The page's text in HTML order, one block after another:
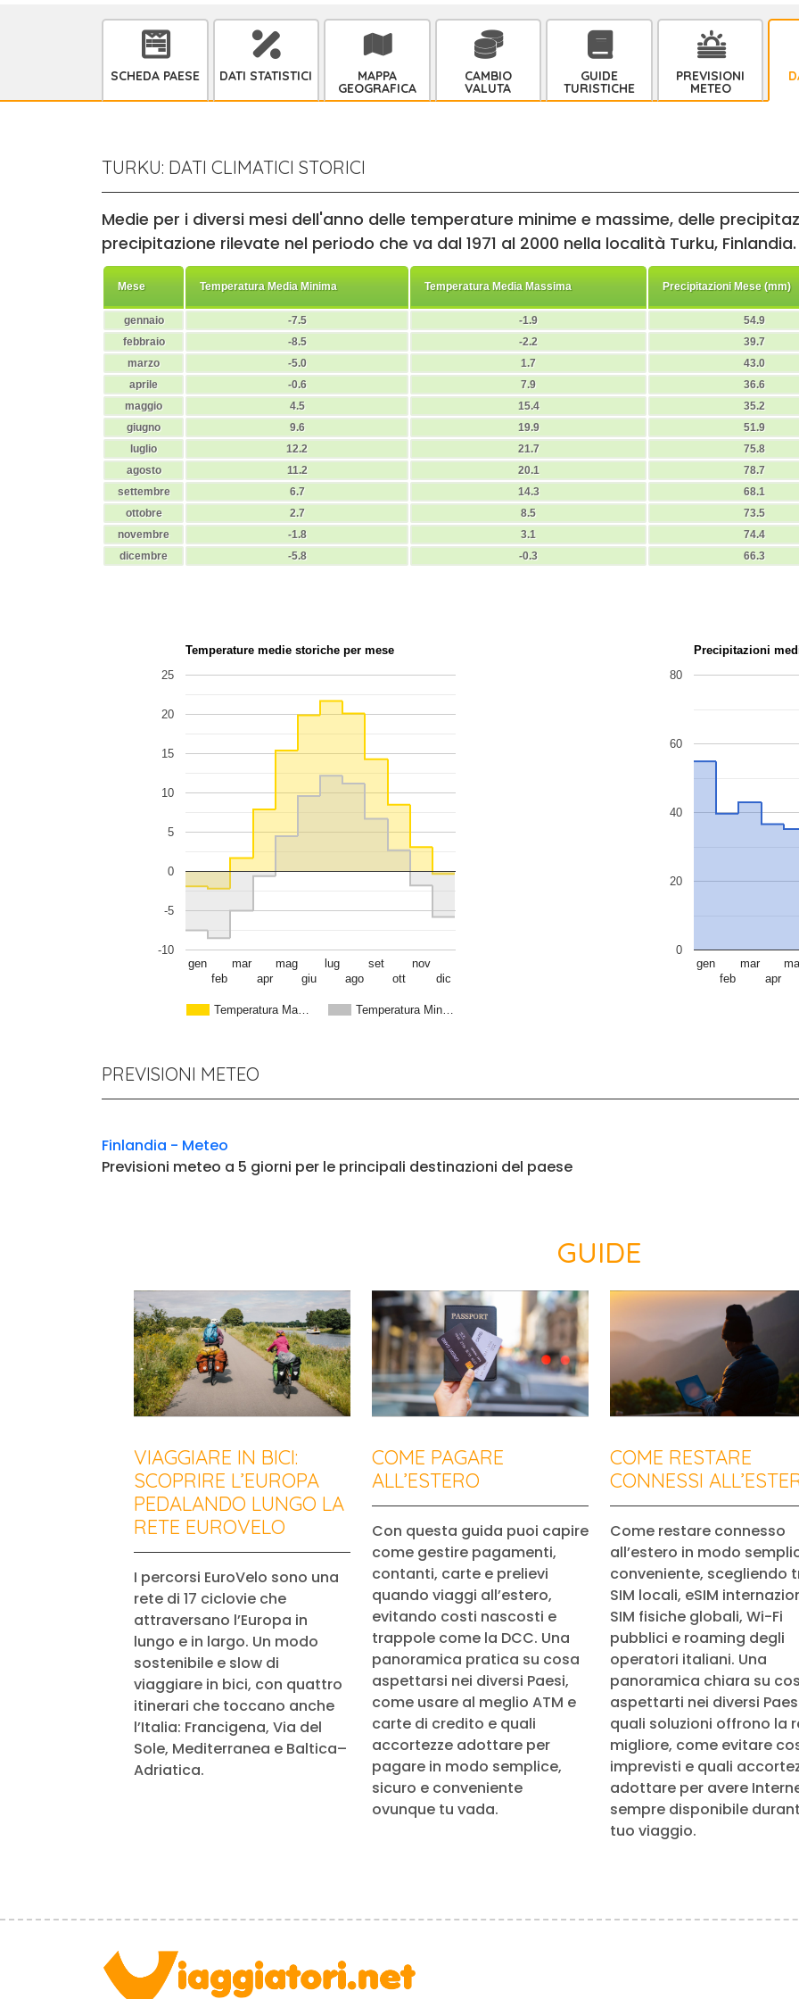
SCHEDA PAESE DATI STATISTICI MAPPA
GEOGRAFICA
CAMBIO
VALUTA
GUIDE
TURISTICHE
PREVISIONI
METEO
TURKU: DATI CLIMATICI STORICI
Medie per i diversi mesi dell'anno delle temperature minime e massime, delle
precipitazione rilevate nel periodo che va dal 1971 al 2000 nella località Turku, Finlandia.
Mese Temperatura Media Minima Temperatura Media Massima Precipitazioni Mese (mm)
gennaio -7.5 -1.9 54.9
febbraio
-8.5 -2.2 39.7
marzo
-5.0 1.7 43.0
aprile
-0.6 7.9 36.6
maggio
4.5 15.4 35.2
giugno
9.6 19.9 51.9
luglio
12.2 21.7 75.8
agosto
11.2 20.1 78.7
settembre
6.7 14.3 68.1
ottobre
2.7 8.5 73.5
novembre
-1.8 3.1 74.4
dicembre
-5.8 -0.3 66.3
Temperature medie storiche per mese
Temperatura Ma… Temperatura Min…
gen
feb
mar
apr
mag
giu
lug
ago
set
ott
nov
dic
-10
-5
0
5
10
15
20
25
Precipitazioni
gen
feb
mar
apr
0
20
40
60
80
PREVISIONI METEO
Finlandia - Meteo
Previsioni meteo a 5 giorni per le principali destinazioni del paese
GUIDE
VIAGGIARE IN BICI:
SCOPRIRE L’EUROPA
PEDALANDO LUNGO LA
RETE EUROVELO
I percorsi EuroVelo sono una
rete di 17 ciclovie che
attraversano l’Europa in
lungo e in largo. Un modo
sostenibile e slow di
viaggiare in bici, con quattro
itinerari che toccano anche
l’Italia: Francigena, Via del
Sole, Mediterranea e Baltica–
Adriatica.
COME PAGARE
ALL’ESTERO
Con questa guida puoi capire
come gestire pagamenti,
contanti, carte e prelievi
quando viaggi all’estero,
evitando costi nascosti e
trappole come la DCC. Una
panoramica pratica su cosa
aspettarsi nei diversi Paesi,
come usare al meglio ATM e
carte di credito e quali
accortezze adottare per
pagare in modo semplice,
sicuro e conveniente
ovunque tu vada.
COME RESTARE
CONNESSI
Come restare connesso
all’estero in modo
conveniente, scegliendo
SIM locali, eSIM
SIM fisiche globali, Wi-Fi
pubblici e roaming degli
operatori italiani. Una
panoramica chiara su
aspettarti nei diversi
quali soluzioni offrono la
migliore, come evitare
imprevisti e quali
adottare per avere
sempre disponibile
tuo viaggio.